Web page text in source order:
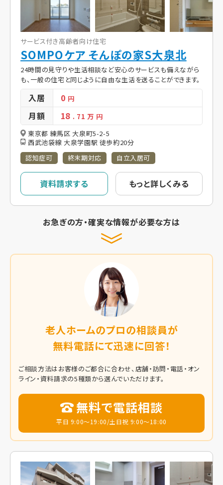
サービス付き高齢者向け住宅
SOMPOケア そんぽの家S大泉北
24時間の見守りや生活相談など安心のサービスも備えながら
も、一般の住宅と同じように自由な生活を送ることができます。
入居 0 円
月額 18 . 71万 円
東京都 練馬区 大泉町5-2-5
西武池袋線 大泉学園駅 徒歩約20分
認知症可
終末期対応 自立入居可
資料請求する もっと詳しくみる
お急ぎの方・確実な情報が必要な方は
老人ホームのプロの相談員が
無料電話にて迅速に回答！
ご相談方法はお客様のご都合に合わせ、店舗・訪問・電話・オン
ライン・資料請求の5種類から選んでいただけます。
無料で電話相談
平日 9:00～19:00/土日祝 9:00～18:00